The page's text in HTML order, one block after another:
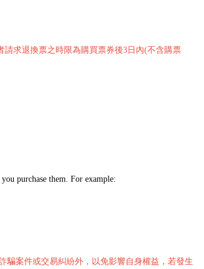
請求退換票之時限為購買票券後3日內(不含購票
purchase them. For example:
案件或交易糾紛外，以免影響自身權益，若發生